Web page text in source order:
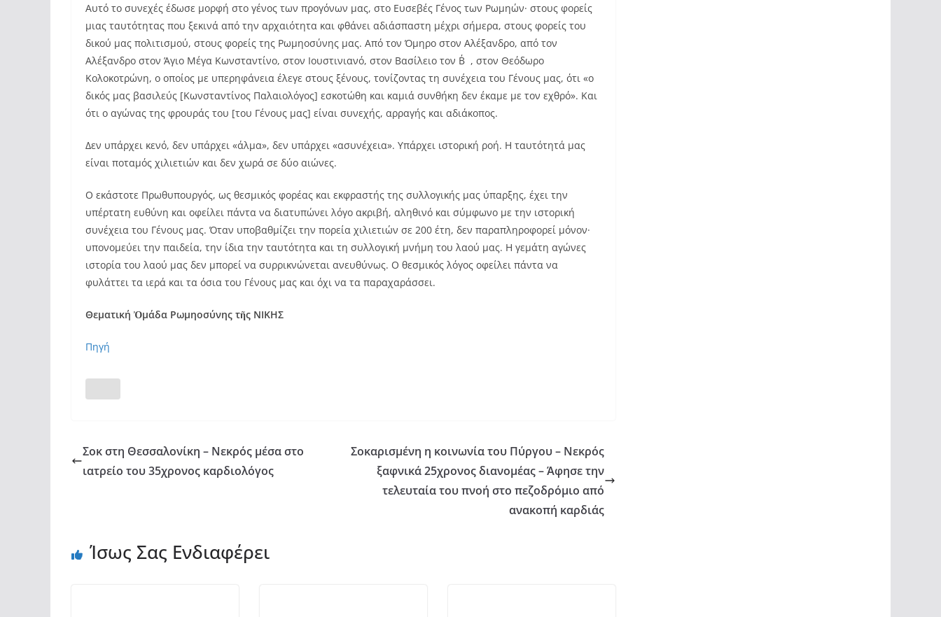
Αυτό το συνεχές έδωσε μορφή στο γένος των προγόνων μας, στο Ευσεβές Γένος των Ρωμηών· στους φορείς
μιας ταυτότητας που ξεκινά από την αρχαιότητα και φθάνει αδιάσπαστη μέχρι σήμερα, στους φορείς του
δικού μας πολιτισμού, στους φορείς της Ρωμηοσύνης μας. Από τον Όμηρο στον Αλέξανδρο, από τον
Αλέξανδρο στον Άγιο Μέγα Κωνσταντίνο, στον Ιουστινιανό, στον Βασίλειο τον Β΄, στον Θεόδωρο
Κολοκοτρώνη, ο οποίος με υπερηφάνεια έλεγε στους ξένους, τονίζοντας τη συνέχεια του Γένους μας, ότι «ο
δικός μας βασιλεύς [Κωνσταντίνος Παλαιολόγος] εσκοτώθη και καμιά συνθήκη δεν έκαμε με τον εχθρό». Και
ότι ο αγώνας της φρουράς του [του Γένους μας] είναι συνεχής, αρραγής και αδιάκοπος.
Δεν υπάρχει κενό, δεν υπάρχει «άλμα», δεν υπάρχει «ασυνέχεια». Υπάρχει ιστορική ροή. Η ταυτότητά μας
είναι ποταμός χιλιετιών και δεν χωρά σε δύο αιώνες.
Ο εκάστοτε Πρωθυπουργός, ως θεσμικός φορέας και εκφραστής της συλλογικής μας ύπαρξης, έχει την
υπέρτατη ευθύνη και οφείλει πάντα να διατυπώνει λόγο ακριβή, αληθινό και σύμφωνο με την ιστορική
συνέχεια του Γένους μας. Όταν υποβαθμίζει την πορεία χιλιετιών σε 200 έτη, δεν παραπληροφορεί μόνον·
υπονομεύει την παιδεία, την ίδια την ταυτότητα και τη συλλογική μνήμη του λαού μας. Η γεμάτη αγώνες
ιστορία του λαού μας δεν μπορεί να συρρικνώνεται ανευθύνως. Ο θεσμικός λόγος οφείλει πάντα να
φυλάττει τα ιερά και τα όσια του Γένους μας και όχι να τα παραχαράσσει.
Θεματική Ὀμάδα Ρωμηοσύνης τῆς ΝΙΚΗΣ
Πηγή
Σοκ στη Θεσσαλονίκη – Νεκρός μέσα στο
ιατρείο του 35χρονος καρδιολόγος
Σοκαρισμένη η κοινωνία του Πύργου – Νεκρός
ξαφνικά 25χρονος διανομέας – Άφησε την
τελευταία του πνοή στο πεζοδρόμιο από
ανακοπή καρδιάς
Ίσως Σας Ενδιαφέρει